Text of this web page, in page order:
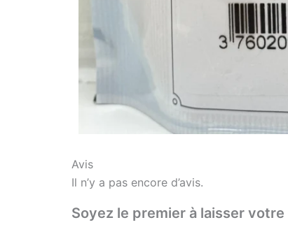
Avis
Il n’y a pas encore d’avis.
Soyez le premier à laisser votre